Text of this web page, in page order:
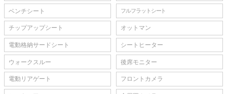
ベンチシート フルフラットシート
チップアップシート オットマン
電動格納サードシート シートヒーター
ウォークスルー 後席モニター
電動リアゲート フロントカメラ